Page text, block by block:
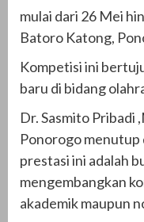
mulai dari 26 Mei
Batoro Katong,
Kompetisi ini
baru di bidang
Dr. Sasmito Pribadi
Ponorogo menutup
prestasi ini adalah
mengembangkan
akademik maupun